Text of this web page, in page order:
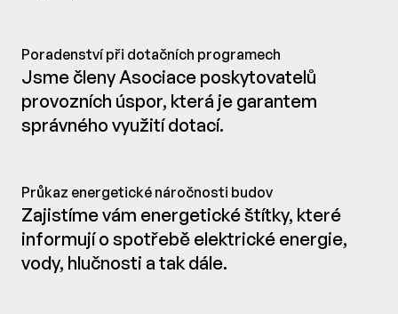
Poradenství při dotačních programech
Jsme členy Asociace poskytovatelů
provozních úspor, která je garantem
správného využití dotací.
Průkaz energetické náročnosti budov
Zajistíme vám energetické štítky, které
informují o spotřebě elektrické energie,
vody, hlučnosti a tak dále.